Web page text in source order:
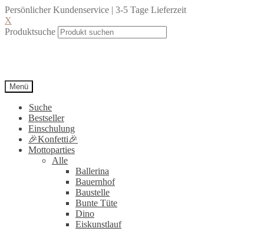
Persönlicher Kundenservice | 3-5 Tage Lieferzeit
X
Produktsuche
Menü
Suche
Bestseller
Einschulung
🎉Konfetti🎉
Mottoparties
Alle
Ballerina
Bauernhof
Baustelle
Bunte Tüte
Dino
Eiskunstlauf